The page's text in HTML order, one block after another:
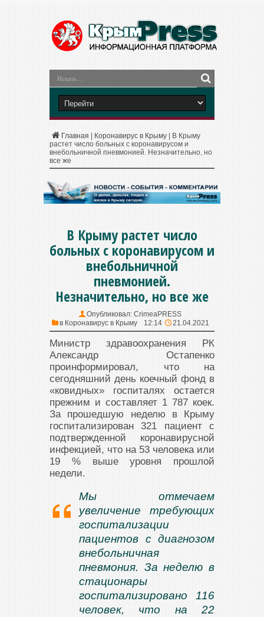
Главная Коронавирус в Крыму
В Крыму
растет число больных с коронавирусом и
внебольничной пневмонией. Незначительно, но
все же
В Крыму растет число
больных с коронавирусом и
внебольничной
пневмонией.
Незначительно, но все же
Опубликовал: CrimeaPRESS
в Коронавирус в Крыму 12:14 21.04.2021
Министр здравоохранения РК
Александр Остапенко
проинформировал, что на
сегодняшний день коечный фонд в
«ковидных» госпиталях остается
прежним и составляет 1 787 коек.
За прошедшую неделю в Крыму
госпитализирован 321 пациент с
подтвержденной коронавирусной
инфекцией, что на 53 человека или
19 % выше уровня прошлой
недели.
Мы отмечаем
увеличение требующих
госпитализации
пациентов с диагнозом
внебольничная
пневмония. За неделю в
стационары
госпитализировано 116
человек, что на 22